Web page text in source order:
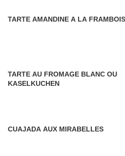
TARTE AMANDINE A LA
TARTE AU FROMAGE BLANC OU
KASELKUCHEN
CUAJADA AUX MIRABELLES